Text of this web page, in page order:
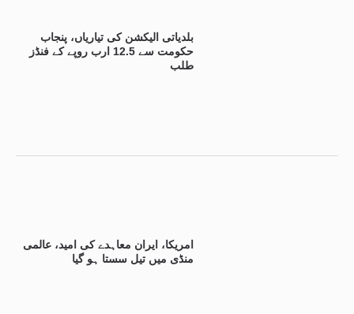
بلدیاتی الیکشن کی تیاریاں، پنجاب
حکومت سے 12.5 ارب روپے کے فنڈز
طلب
امریکا، ایران معاہدے کی امید، عالمی
منڈی میں تیل سستا ہو گیا